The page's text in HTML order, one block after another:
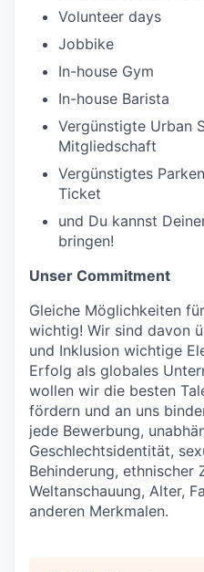
Volunteer days
Jobbike
In-house Gym
In-house Barista
Vergünstigte Urban
Mitgliedschaft
Vergünstigtes
Ticket
und Du kannst
bringen!
Unser Commitment
Gleiche Möglichkeiten
wichtig! Wir sind davon
und Inklusion wichtige
Erfolg als globales
wollen wir die besten
fördern und an uns
jede Bewerbung,
Geschlechtsidentität,
Behinderung, ethnischer
Weltanschauung, Alter,
anderen Merkmalen.